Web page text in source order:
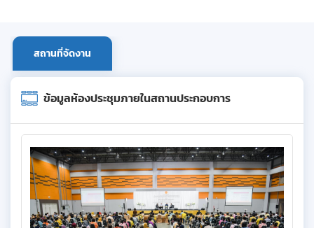
สถานที่จัดงาน
ข้อมูลห้องประชุมภายในสถานประกอบการ